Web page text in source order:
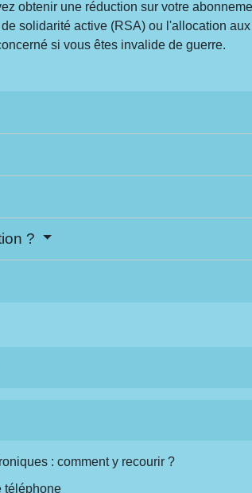
obtenir une réduction sur votre
solidarité active (RSA) ou l'allocation
si vous êtes invalide de guerre.
?
: comment y recourir ?
téléphone